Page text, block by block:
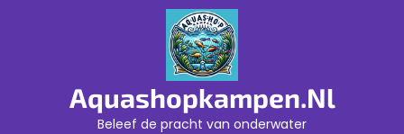
Aquashopkampen.nl
Beleef de pracht van onderwater